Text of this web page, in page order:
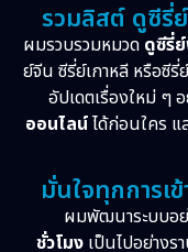
Period ย้อนยุค
Political การเมือง
Psychological จิต
Revenge
Romance โรแมน
รวมลิสต์ ดูซีรี่
ผมรวบรวมหมวด ดูซีรี่
ย์จีน ซีรี่ย์เกาหลี หรือซี
อัปเดตเรื่องใหม่ ๆ
ออนไลน์ได้ก่อนใคร แ
มั่นใจทุกการเ
ผมพัฒนาระบบอย่
ชั่วโมงเป็นไปอย่างร